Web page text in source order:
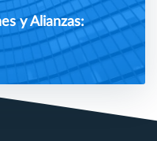
y Alianzas: